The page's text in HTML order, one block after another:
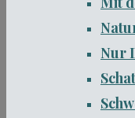
Nur